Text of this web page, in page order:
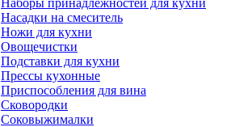
Наборы принадлежностей для кухни
Насадки на смеситель
Ножи для кухни
Овощечистки
Подставки для кухни
Прессы кухонные
Приспособления для вина
Сковородки
Соковыжималки